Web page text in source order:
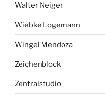
Walter Neiger
Wiebke Logemann
Wingel Mendoza
Zeichenblock
Zentralstudio